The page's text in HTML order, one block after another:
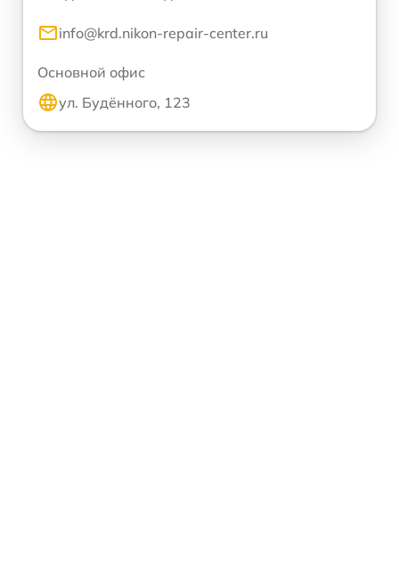
info@krd.nikon-repair-center.ru
Основной офис
ул. Будённого, 123